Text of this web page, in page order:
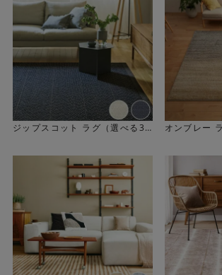
ジップスコット ラグ（選べる3
オンブレー